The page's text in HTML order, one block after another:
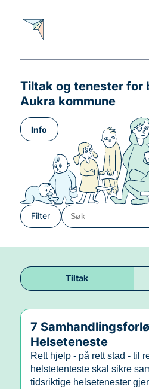
Tiltak og tenester for
Aukra kommune
Info
Filter
Tiltak
7
Helseteneste
Rett hjelp - på rett stad - til
helstetenteste skal sikre
tidsriktige helsetenester